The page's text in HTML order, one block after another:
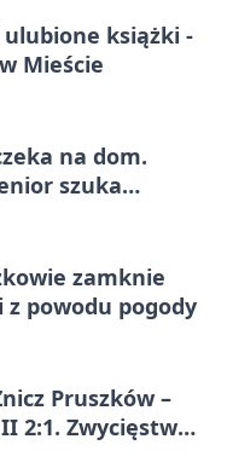
książki -
Mieście
na dom.
szuka
zamknie
powodu pogody
Pruszków –
2:1. Zwycięstwo